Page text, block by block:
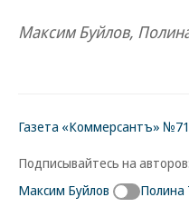
Максим Буйлов,
Газета «Коммерсантъ» №71
Подписывайтесь на авторов:
Максим Буйлов
Полина